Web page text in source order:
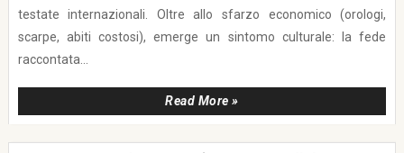
testate internazionali. Oltre allo sfarzo economico (orologi,
scarpe, abiti costosi), emerge un sintomo culturale: la fede
raccontata...
Read More »